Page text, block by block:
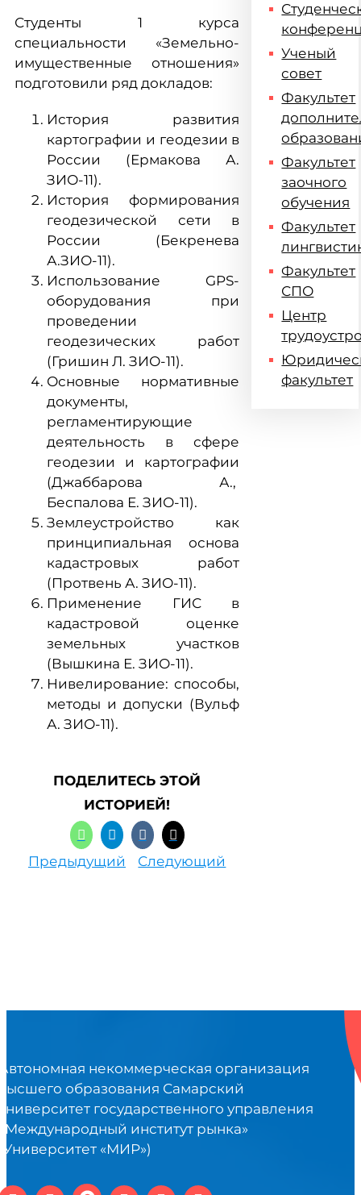
Студенты 1 курса
специальности «Земельно-
имущественные отношения»
подготовили ряд докладов:
История развития
картографии и геодезии в
России (Ермакова А.
ЗИО-11).
История формирования
геодезической сети в
России (Бекренева
А.ЗИО-11).
Использование GPS-
оборудования при
проведении
геодезических работ
(Гришин Л. ЗИО-11).
Основные нормативные
документы,
регламентирующие
деятельность в сфере
геодезии и картографии
(Джаббарова А.,
Беспалова Е. ЗИО-11).
Землеустройство как
принципиальная основа
кадастровых работ
(Протвень А. ЗИО-11).
Применение ГИС в
кадастровой оценке
земельных участков
(Вышкина Е. ЗИО-11).
Нивелирование: способы,
методы и допуски (Вульф
А. ЗИО-11).
ПОДЕЛИТЕСЬ ЭТОЙ
ИСТОРИЕЙ!
Предыдущий Следующий
Ученый
совет
Факультет
Факультет
заочного
обучения
Факультет
Факультет
СПО
Центр
факультет
некоммерческая организация
образования Самарский
государственного управления
институт рынка»
«МИР»)